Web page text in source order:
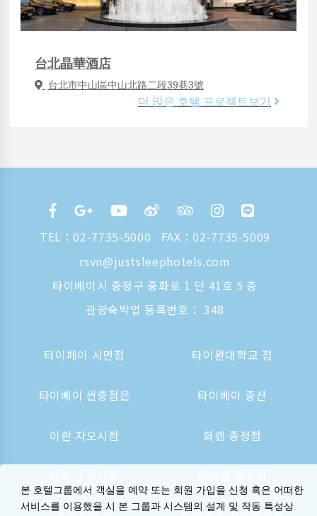
台北晶華酒店
台北市中山區中山北路二段39巷3號
더 많은 호텔 프로젝트보기
TEL： 02-7735-5000
FAX：02-7735-5009
rsvn@justsleephotels.com
타이베이시 중정구 중화로 1 단 41호 5 층
관광숙박업 등록번호： 348
타이페이 시먼점 타이완대학교 점
타이베이 싼충점은 타이베이 중산
이란 자오시점 화롄 종정점
본 호텔그룹에서 객실을 예약 또는 회원 가입을 신청 혹은 어떠한
서비스를 이용했을 시 본 그룹과 시스템의 설계 및 작동 특성상